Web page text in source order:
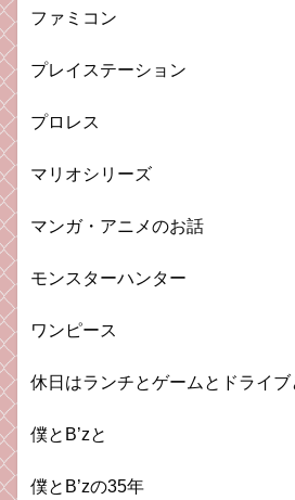
ファミコン
プレイステーション
プロレス
マリオシリーズ
マンガ・アニメのお話
モンスターハンター
ワンピース
休日はランチとゲームとドライブ
僕とB’zと
僕とB’zの35年